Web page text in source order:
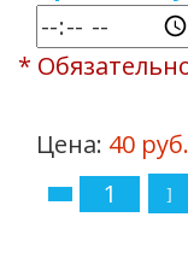
*
Цена: 40 руб.